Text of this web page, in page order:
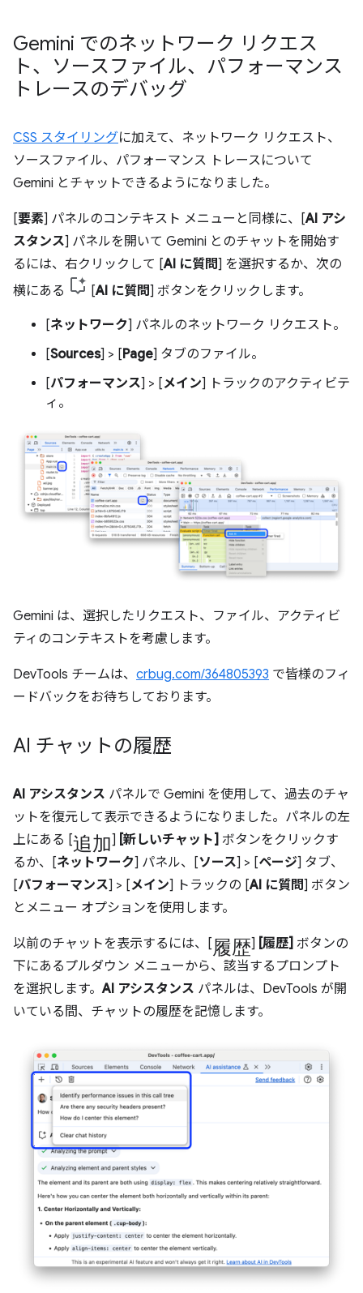
Gemini でのネットワーク リクエス
ト、ソースファイル、パフォーマンス
トレースのデバッグ
CSS スタイリングに加えて、ネットワーク リクエスト、
ソースファイル、パフォーマンス トレースについて
Gemini とチャットできるようになりました。
[要素] パネルのコンテキスト メニューと同様に、[AI アシ
スタンス] パネルを開いて Gemini とのチャットを開始す
るには、右クリックして [AI に質問] を選択するか、次の
横にある
[AI に質問] ボタンをクリックします。
[ネットワーク] パネルのネットワーク リクエスト。
[Sources] > [Page] タブのファイル。
[パフォーマンス] > [メイン] トラックのアクティビテ
ィ。
Gemini は、選択したリクエスト、ファイル、アクティビ
ティのコンテキストを考慮します。
DevTools チームは、 crbug.com/364805393 で皆様のフィ
ードバックをお待ちしております。
AI チャットの履歴
AI アシスタンス パネルで Gemini を使用して、過去のチャ
ットを復元して表示できるようになりました。パネルの左
上にある [追加] [新しいチャット] ボタンをクリックす
るか、[ネットワーク] パネル、[ソース] > [ページ] タブ、
[パフォーマンス] > [メイン] トラックの [AI に質問] ボタン
とメニュー オプションを使用します。
以前のチャットを表示するには、[ 履歴] [履歴] ボタンの
下にあるプルダウン メニューから、該当するプロンプト
を選択します。AI アシスタンス パネルは、DevTools が開
いている間、チャットの履歴を記憶します。